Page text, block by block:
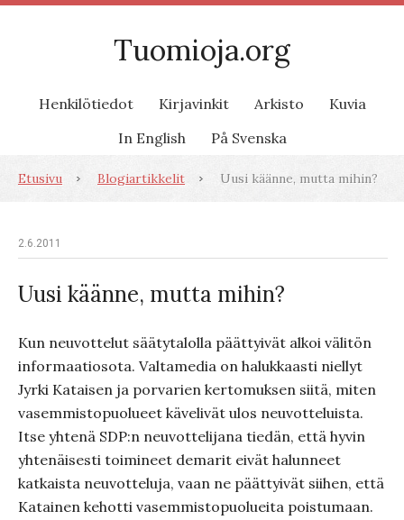
Tuomioja.org
Henkilötiedot Kirjavinkit Arkisto
Kuvia
In English
På Svenska
Etusivu Blogiartikkelit Uusi käänne, mutta mihin?
2.6.2011
Uusi käänne, mutta mihin?
Kun neuvottelut säätytalolla päättyivät alkoi välitön
informaatiosota. Valtamedia on halukkaasti niellyt
Jyrki Kataisen ja porvarien kertomuksen siitä, miten
vasemmistopuolueet kävelivät ulos neuvotteluista.
Itse yhtenä SDP:n neuvottelijana tiedän, että hyvin
yhtenäisesti toimineet demarit eivät halunneet
katkaista neuvotteluja, vaan ne päättyivät siihen, että
Katainen kehotti vasemmistopuolueita poistumaan.